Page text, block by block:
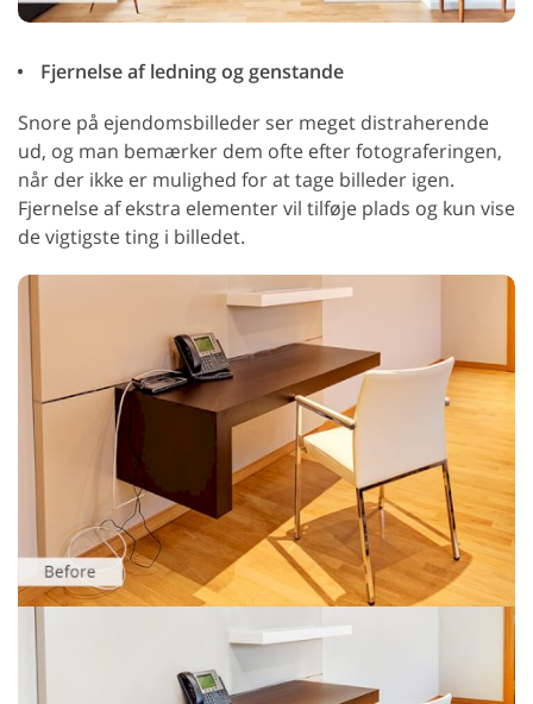
Fjernelse af ledning og genstande
Snore på ejendomsbilleder ser meget distraherende
ud, og man bemærker dem ofte efter fotograferingen,
når der ikke er mulighed for at tage billeder igen.
Fjernelse af ekstra elementer vil tilføje plads og kun vise
de vigtigste ting i billedet.